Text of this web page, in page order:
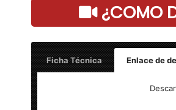
¿COMO
Ficha Técnica
Enlace de